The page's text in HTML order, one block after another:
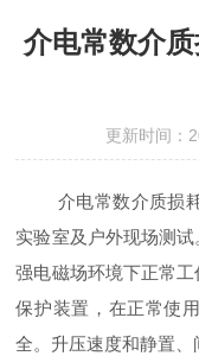
介电常数介
更新时间
介电常数介质损耗
实验室及户外现场测
强电磁场环境下正常
保护装置，在正常使
全。升压速度和静置、